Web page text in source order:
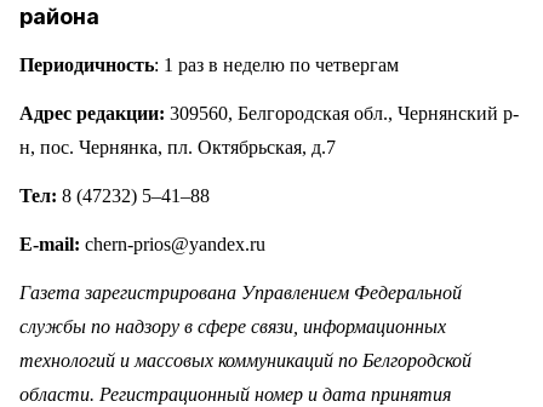
района
Периодичность: 1 раз в неделю по четвергам
Адрес редакции: 309560, Белгородская обл., Чернянский р-
н, пос. Чернянка, пл. Октябрьская, д.7
Тел: 8 (47232) 5–41–88
E-mail: chern-prios@yandex.ru
Газета зарегистрирована Управлением Федеральной
службы по надзору в сфере связи, информационных
технологий и массовых коммуникаций по Белгородской
области. Регистрационный номер и дата принятия